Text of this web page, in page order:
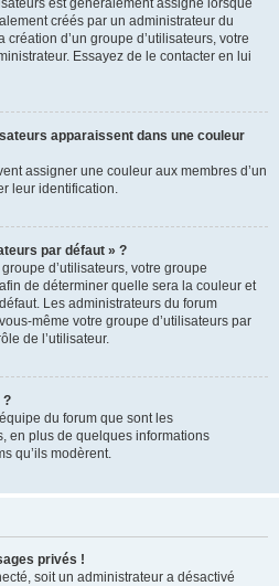
est généralement assigné lorsque
créés par un administrateur du
d’un groupe d’utilisateurs, votre
Essayez de le contacter en lui
apparaissent dans une couleur
assigner une couleur aux membres d’un
leur identification.
par défaut » ?
d’utilisateurs, votre groupe
de déterminer quelle sera la couleur et
Les administrateurs du forum
même votre groupe d’utilisateurs par
de l’utilisateur.
?
du forum que sont les
en plus de quelques informations
qu’ils modèrent.
privés !
soit un administrateur a désactivé